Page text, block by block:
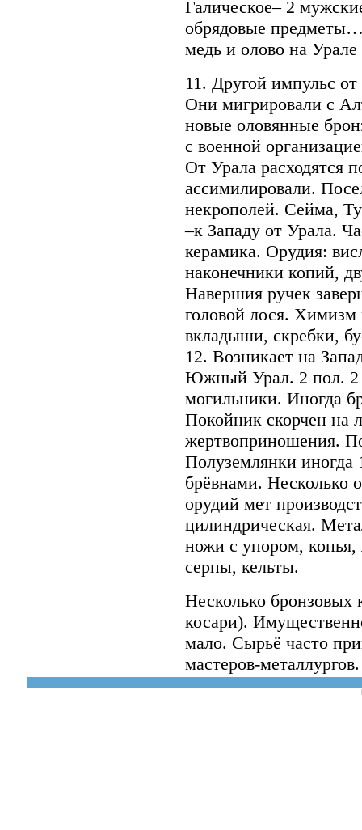
Галическое– 2
обрядовые
медь и олово на
11. Другой импульс
Они мигрировали с
новые оловянные
с военной
От Урала расходятся
ассимилировали.
некрополей. Сейма,
–к Западу от Урала.
керамика. Орудия:
наконечники копий,
Навершия ручек
головой лося. Химизм
вкладыши, скребки,
12. Возникает на
Южный Урал. 2 пол. 2
могильники. Иногда
Покойник скорчен на
жертвоприношения.
Полуземлянки
брёвнами. Несколько
орудий мет
цилиндрическая.
ножи с упором, копья,
серпы, кельты.
Несколько бронзовых
косари).
мало. Сырьё часто
мастеров-металлургов.